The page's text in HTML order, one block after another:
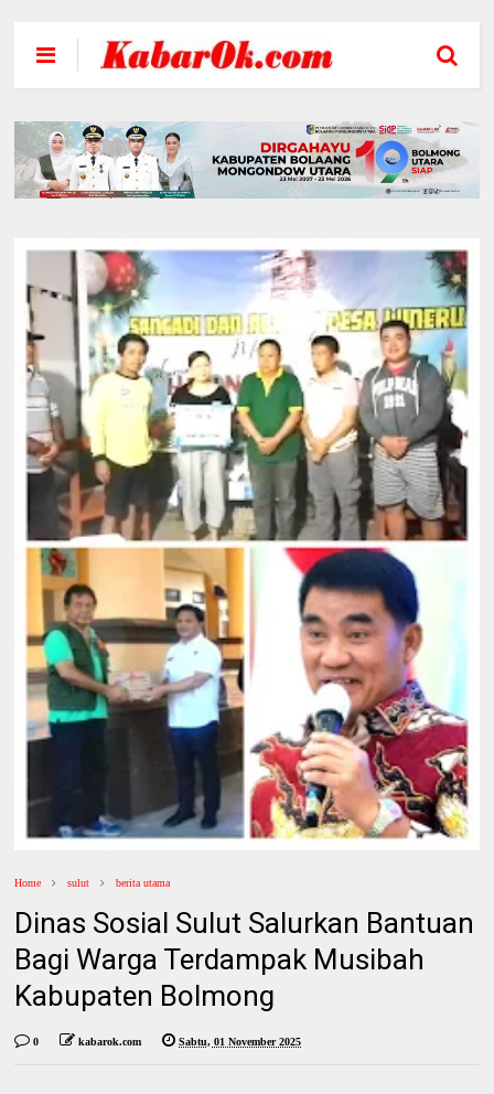
Home sulut berita utama
Dinas Sosial Sulut Salurkan Bantuan
Bagi Warga Terdampak Musibah
Kabupaten Bolmong
0 kabarok.com Sabtu, 01 November 2025